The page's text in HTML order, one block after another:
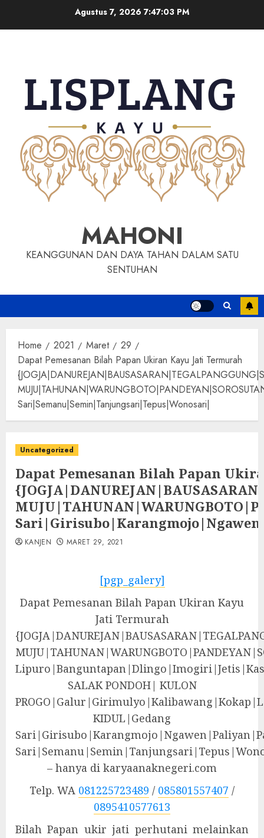
Agustus 7, 2026 7:47:04 PM
MAHONI
KEANGGUNAN DAN DAYA TAHAN DALAM SATU
SENTUHAN
Home 2021 Maret
29
Dapat Pemesanan Bilah Papan Ukiran Kayu Jati Termurah
Sari|Semanu|Semin|Tanjungsari|Tepus|Wonosari|
Uncategorized
Dapat Pemesanan Bilah Papan
KANJEN MARET 29, 2021
[pgp_galery]
Dapat Pemesanan Bilah Papan Ukiran Kayu
Jati Termurah
SALAK PONDOH| KULON
KIDUL|Gedang
– hanya di karyaanaknegeri.com
Telp. WA 081225723489 / 085801557407 /
0895410577613
Bilah Papan ukir jati perhutani melainkan